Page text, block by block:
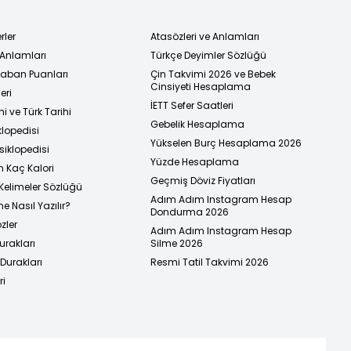
Puanları
ve Türk Tarihi
Kaç Kalori
Sözlüğü
Nasıl Yazılır?
Atasözleri ve Anlamları
Türkçe Deyimler Sözlüğü
Çin Takvimi 2026 ve Bebek
Cinsiyeti Hesaplama
İETT Sefer Saatleri
Gebelik Hesaplama
Yükselen Burç Hesaplama 2026
Yüzde Hesaplama
Geçmiş Döviz Fiyatları
Adım Adım Instagram Hesap
Dondurma 2026
Adım Adım Instagram Hesap
Silme 2026
Resmi Tatil Takvimi 2026